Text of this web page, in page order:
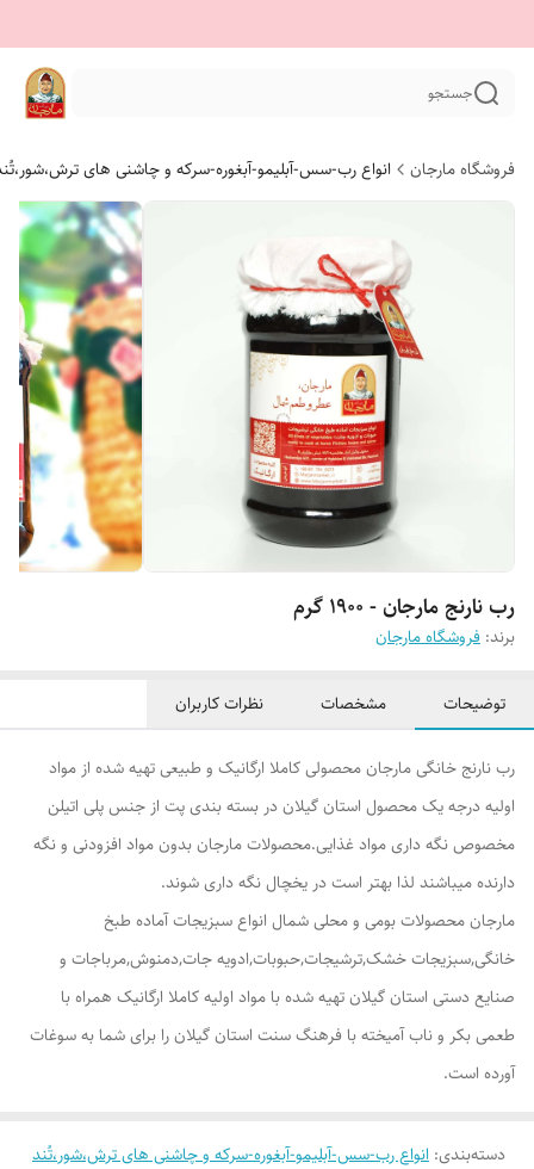
جستجو
فروشگاه مارجان انواع رب-سس-آبلیمو-آبغوره-سرکه و چاشنی های
رب نارنج مارجان - 1900 گرم
برند: فروشگاه مارجان
توضیحات مشخصات نظرات کاربران
رب نارنج خانگی مارجان محصولی کاملا ارگانیک و طبیعی تهیه شده از مواد
اولیه درجه یک محصول استان گیلان در بسته بندی پت از جنس پلی اتیلن
مخصوص نگه داری مواد غذایی.محصولات مارجان بدون مواد افزودنی و نگه
دارنده میباشند لذا بهتر است در یخچال نگه داری شوند.
مارجان محصولات بومی و محلی شمال انواع سبزیجات آماده طبخ
خانگی,سبزیجات خشک,ترشیجات,حبوبات,ادویه جات,دمنوش,مرباجات و
صنایع دستی استان گیلان تهیه شده با مواد اولیه کاملا ارگانیک همراه با
طعمی بکر و ناب آمیخته با فرهنگ سنت استان گیلان را برای شما به سوغات
آورده است.
دسته‌بندی: انواع رب-سس-آبلیمو-آبغوره-سرکه و چاشنی های ترش،شور،تُند